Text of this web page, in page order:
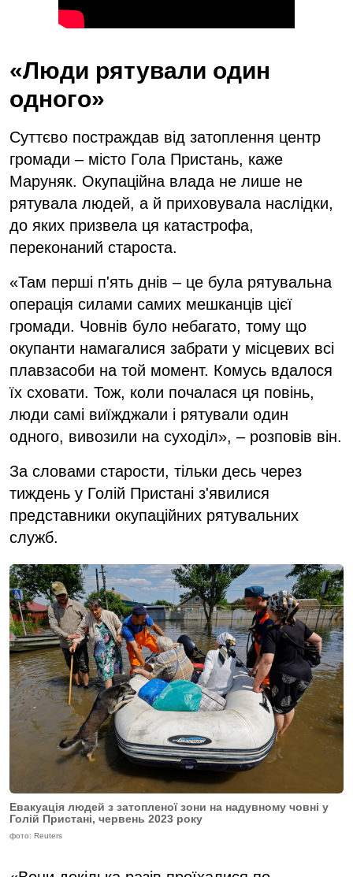
«Люди рятували один
одного»
Суттєво постраждав від затоплення центр
громади – місто Гола Пристань, каже
Маруняк. Окупаційна влада не лише не
рятувала людей, а й приховувала наслідки,
до яких призвела ця катастрофа,
переконаний староста.
«Там перші п'ять днів – це була рятувальна
операція силами самих мешканців цієї
громади. Човнів було небагато, тому що
окупанти намагалися забрати у місцевих всі
плавзасоби на той момент. Комусь вдалося
їх сховати. Тож, коли почалася ця повінь,
люди самі виїжджали і рятували один
одного, вивозили на суходіл», – розповів він.
За словами старости, тільки десь через
тиждень у Голій Пристані з'явилися
представники окупаційних рятувальних
служб.
Евакуація людей з затопленої зони на надувному човні у
Голій Пристані, червень 2023 року
фото: Reuters